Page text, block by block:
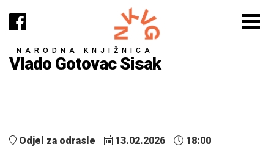
NARODNA KNJIŽNICA
Vlado Gotovac Sisak
Odjel za odrasle 13.02.2026 18:00